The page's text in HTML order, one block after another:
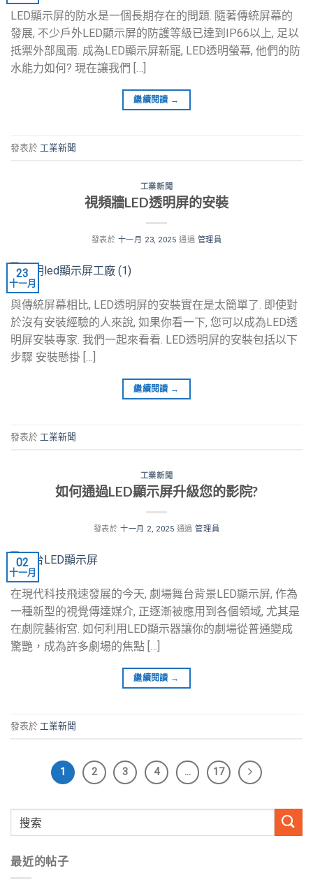
最近的帖子
LED顯示屏的防水是一個長期存在的問題. 隨著傳統屏幕的
發展, 不少戶外LED顯示屏的防護等級已達到IP66以上, 足以
抵禦外部風雨. 成為LED顯示屏新寵, LED透明螢幕, 他們的防
水能力如何? 現在讓我們 […]
繼續閱讀 →
發表於 工業新聞
工業新聞
視頻牆LED透明屏的安裝
發表於 十一月 23, 2025 通過 管理員
23
十一月
與傳統屏幕相比, LED透明屏的安裝實在是太簡單了. 即使對
於沒有安裝經驗的人來說, 如果你看一下, 您可以成為LED透
明屏安裝專家. 我們一起來看看. LED透明屏的安裝包括以下
步驟 安裝懸掛 […]
繼續閱讀 →
發表於 工業新聞
工業新聞
如何通過LED顯示屏升級您的影院?
發表於十一月 2, 2025 通過管理員
02
十一月
在現代科技飛速發展的今天, 劇場舞台背景LED顯示屏, 作為
一種新型的視覺傳達媒介, 正逐漸被應用到各個領域, 尤其是
在劇院藝術宮. 如何利用LED顯示器讓你的劇場從普通變成
驚艷，成為許多劇場的焦點 […]
繼續閱讀 →
發表於 工業新聞
1 2 3 4 … 17